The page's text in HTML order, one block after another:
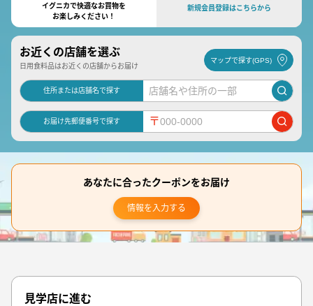
イグニカで快適なお買物を
お楽しみください！
新規会員登録はこちらから
お近くの店舗を選ぶ
日用食料品はお近くの店舗からお届け
マップで探す(GPS)
住所または店舗名で探す
お届け先郵便番号で探す 〒
あなたに合ったクーポンをお届け
情報を入力する
見学店に進む